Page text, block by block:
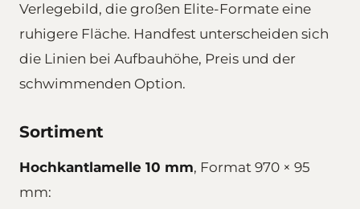
Verlegebild, die großen Elite-Formate eine
ruhigere Fläche. Handfest unterscheiden sich
die Linien bei Aufbauhöhe, Preis und der
schwimmenden Option.
Sortiment
Hochkantlamelle 10 mm, Format 970 × 95
mm: